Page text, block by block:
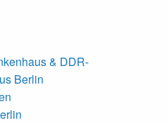
& DDR-
Berlin